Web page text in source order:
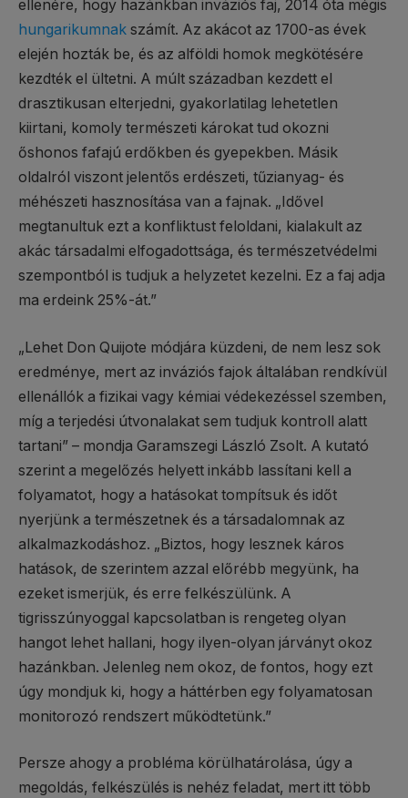
ellenére, hogy hazánkban inváziós faj, 2014 óta mégis
hungarikumnak számít. Az akácot az 1700-as évek
elején hozták be, és az alföldi homok megkötésére
kezdték el ültetni. A múlt században kezdett el
drasztikusan elterjedni, gyakorlatilag lehetetlen
kiirtani, komoly természeti károkat tud okozni
őshonos fafajú erdőkben és gyepekben. Másik
oldalról viszont jelentős erdészeti, tűzianyag- és
méhészeti hasznosítása van a fajnak. „Idővel
megtanultuk ezt a konfliktust feloldani, kialakult az
akác társadalmi elfogadottsága, és természetvédelmi
szempontból is tudjuk a helyzetet kezelni. Ez a faj adja
ma erdeink 25%-át.”
„Lehet Don Quijote módjára küzdeni, de nem lesz sok
eredménye, mert az inváziós fajok általában rendkívül
ellenállók a fizikai vagy kémiai védekezéssel szemben,
míg a terjedési útvonalakat sem tudjuk kontroll alatt
tartani” – mondja Garamszegi László Zsolt. A kutató
szerint a megelőzés helyett inkább lassítani kell a
folyamatot, hogy a hatásokat tompítsuk és időt
nyerjünk a természetnek és a társadalomnak az
alkalmazkodáshoz. „Biztos, hogy lesznek káros
hatások, de szerintem azzal előrébb megyünk, ha
ezeket ismerjük, és erre felkészülünk. A
tigrisszúnyoggal kapcsolatban is rengeteg olyan
hangot lehet hallani, hogy ilyen-olyan járványt okoz
hazánkban. Jelenleg nem okoz, de fontos, hogy ezt
úgy mondjuk ki, hogy a háttérben egy folyamatosan
monitorozó rendszert működtetünk.”
Persze ahogy a probléma körülhatárolása, úgy a
megoldás, felkészülés is nehéz feladat, mert itt több